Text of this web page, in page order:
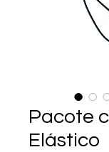
Pacote
Elástico